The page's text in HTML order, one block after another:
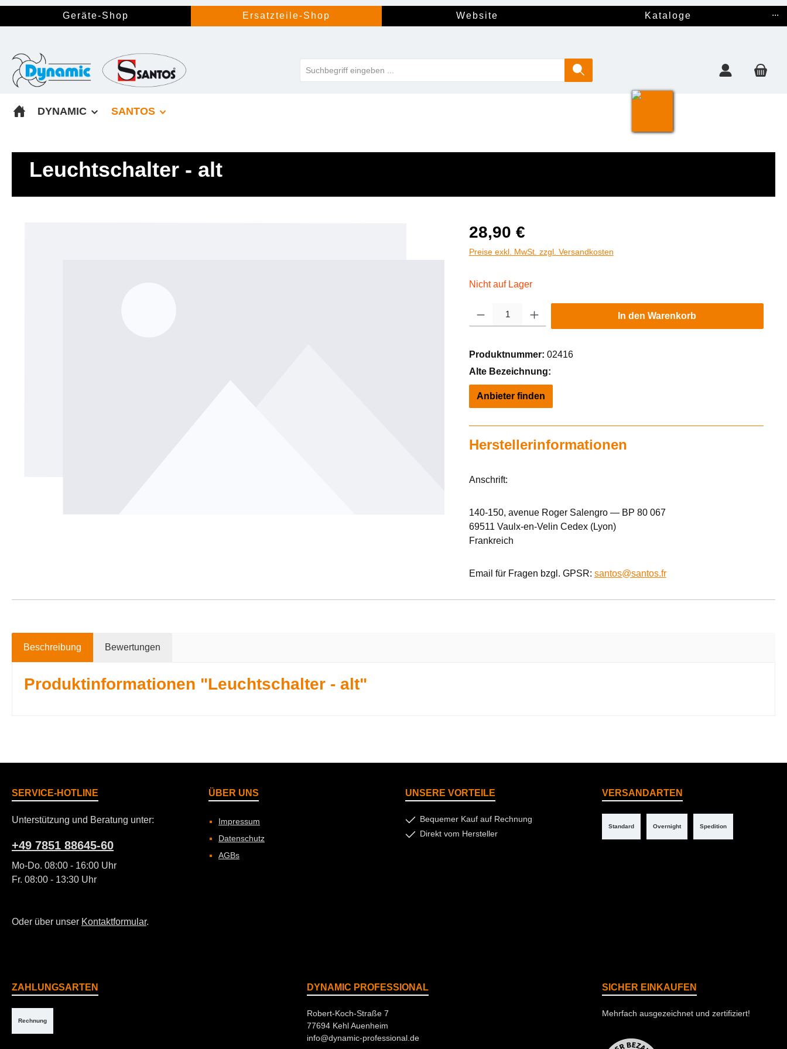
Zur Hauptnavigation springen
Geräte-Shop Ersatzteile-Shop Website Kataloge ...
DYNAMIC SANTOS
Leuchtschalter - alt
28,90 €
Preise exkl. MwSt. zzgl. Versandkosten
Nicht auf Lager
In den Warenkorb
Produktnummer: 02416
Alte Bezeichnung:
Anbieter finden
Herstellerinformationen
Anschrift:
140-150, avenue Roger Salengro — BP 80 067
69511 Vaulx-en-Velin Cedex (Lyon)
Frankreich
Email für Fragen bzgl. GPSR: santos@santos.fr
Beschreibung Bewertungen
Produktinformationen "Leuchtschalter - alt"
SERVICE-HOTLINE
Unterstützung und Beratung unter:
+49 7851 88645-60
Mo-Do. 08:00 - 16:00 Uhr
Fr. 08:00 - 13:30 Uhr
Oder über unser Kontaktformular.
ÜBER UNS
Impressum
Datenschutz
AGBs
UNSERE VORTEILE
Bequemer Kauf auf Rechnung
Direkt vom Hersteller
VERSANDARTEN
Standard Overnight Spedition
ZAHLUNGSARTEN
Rechnung
DYNAMIC PROFESSIONAL
Robert-Koch-Straße 7
77694 Kehl Auenheim
info@dynamic-professional.de
SICHER EINKAUFEN
Mehrfach ausgezeichnet und zertifiziert!